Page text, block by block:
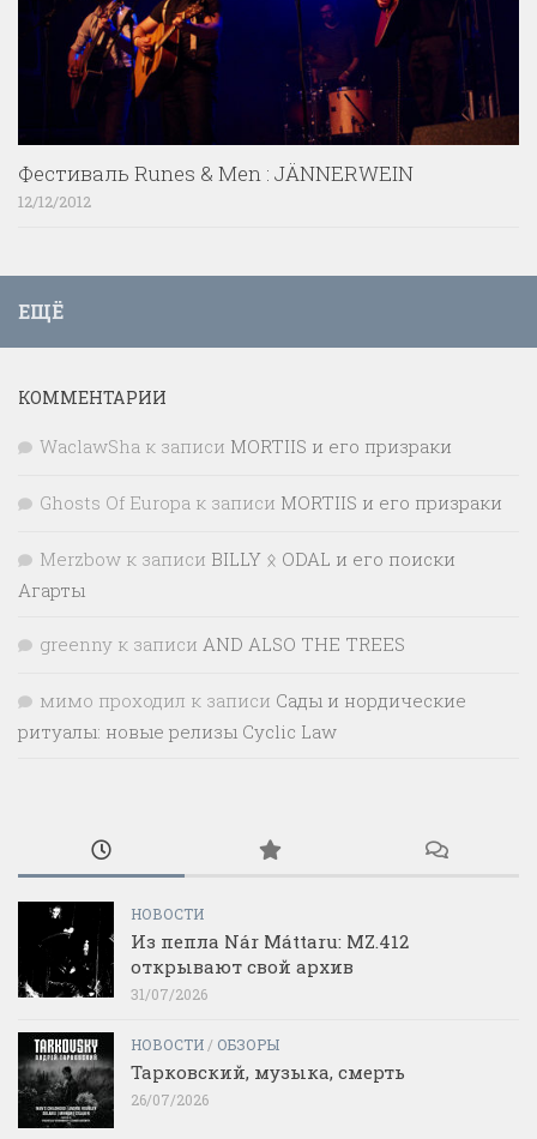
Фестиваль Runes & Men : JÄNNERWEIN
12/12/2012
ЕЩЁ
КОММЕНТАРИИ
WaclawSha к записи MORTIIS и его призраки
Ghosts Of Europa к записи MORTIIS и его призраки
Merzbow к записи BILLY ᛟ ODAL и его поиски
Агарты
greenny к записи AND ALSO THE TREES
мимо проходил к записи Сады и нордические
ритуалы: новые релизы Cyclic Law
НОВОСТИ
Из пепла Nár Máttaru: MZ.412
открывают свой архив
31/07/2026
НОВОСТИ / ОБЗОРЫ
Тарковский, музыка, смерть
26/07/2026